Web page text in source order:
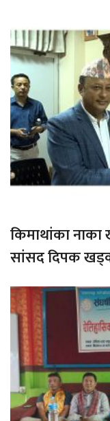
किमाथांका नाका
सांसद दिपक